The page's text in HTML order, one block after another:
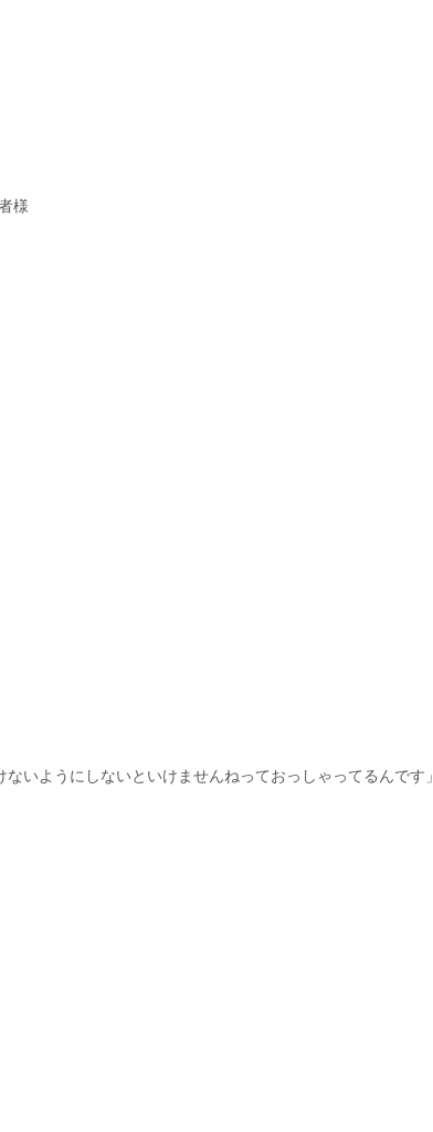
様
いようにしないといけませんねっておっしゃってるんです」